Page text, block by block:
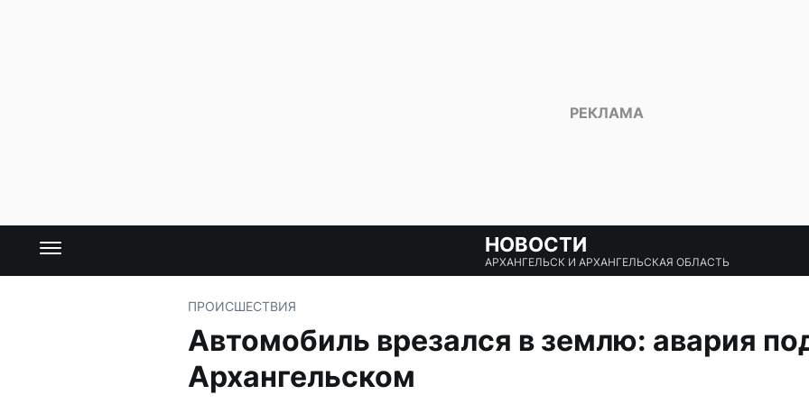
НОВОСТИ
АРХАНГЕЛЬСК И АРХАНГЕЛЬСКАЯ ОБЛАСТЬ
ПРОИСШЕСТВИЯ
Автомобиль врезался в землю: авария
Архангельском